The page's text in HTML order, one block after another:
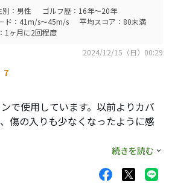
今後も使い続けると思います。
別：男性
ゴルフ歴：16年～20年
ド：41m/s～45m/s
平均スコア：80未満
1ヶ月に2回程度
2024/12/15（日）00:29
7
で使用しています。以前よりカバ
傷の入りも少なくなったように感
あるのは
ラーメイドtp5、③NEXGEN
続きを読む